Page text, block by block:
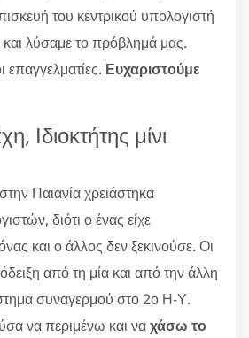
του κεντρικού υπολογιστή
και λύσαμε το πρόβλημά μας.
επαγγελματίες. Ευχαριστούμε
Ιδιοκτήτης μίνι
Παιανία χρειάστηκα
διότι ο ένας είχε
και ο άλλος δεν ξεκινούσε. Οι
από τη μία και από την άλλη
συναγερμού στο 2ο Η-Υ.
να περιμένω και ναχάσω το